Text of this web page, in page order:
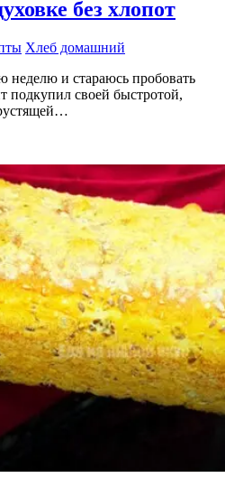
без хлопот
Хлеб домашний
неделю и стараюсь пробовать
подкупил своей быстротой,